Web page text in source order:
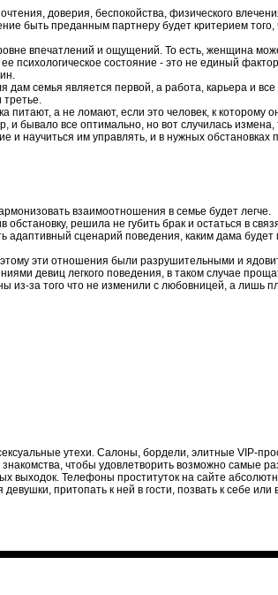
доверия, беспокойства, физического
быть преданным партнеру будет критерием того,
впечатлений и ощущений. То есть, женщина
психологическое состояние - это не единый
дам семья является первой, а работа, карьера и
третье.
питают, а не ломают, если это человек, к
и бывало все оптимально, но вот случилась измена,
и научиться им управлять, и в нужных обстановках
взаимоотношения в семье будет легче.
решила не губить брак и остаться в
сценарий поведения, каким дама
эти отношения были разрушительными и
девиц легкого поведения, в таком случае
из-за того что не изменили с любовницей, а лишь
утехи. Салоны, бордели, элитные VIP-
чтобы удовлетворить возможно самые
выходок. Телефоны проституток на сайте
притопать к ней в гости, позвать к себе или